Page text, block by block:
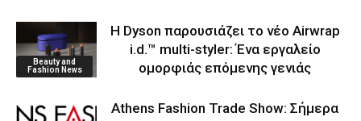
Beauty and
Fashion News
Η Dyson παρουσιάζει το νέο Airwrap
i.d.™ multi-styler: Ένα εργαλείο
ομορφιάς επόμενης γενιάς
Athens Fashion Trade Show: Σήμερα